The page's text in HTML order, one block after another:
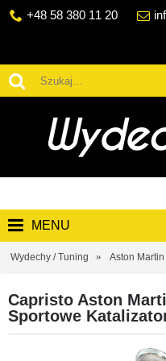
+48 58 380 11 20
MENU
Wydechy / Tuning Aston Martin
Capristo Aston
Sportowe